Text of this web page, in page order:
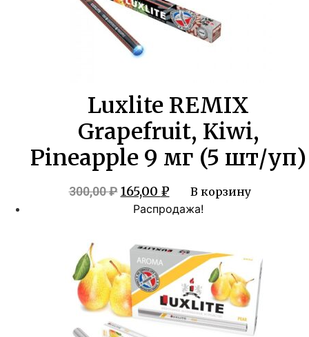
Luxlite REMIX
Grapefruit, Kiwi,
Pineapple 9 мг (5 шт/уп)
300,00₽ Первоначальная
цена
300,00 ₽.
165,00 ₽Текущая
цена:
В корзину
Распродажа!